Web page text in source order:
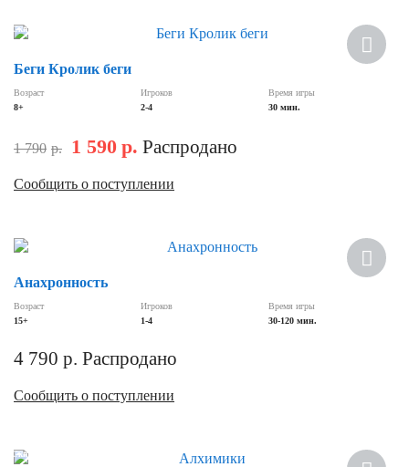
Скидка
Беги Кролик беги
Возраст
8+
Игроков
2-4
Время игры
30 мин.
1 790 р. 1 590 р. Распродано
Сообщить о поступлении
Анахронность
Возраст
15+
Игроков
1-4
Время игры
30-120 мин.
4 790 р. Распродано
Сообщить о поступлении
Скидка